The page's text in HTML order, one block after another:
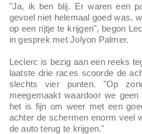
"Ja, ik ben blij. Er waren een
gevoel niet helemaal goed was,
op een rijtje te krijgen", begon
in gesprek met Jolyon Palmer.
Leclerc is bezig aan een reeks
laatste drie races scoorde de
slechts vier punten. "Op
meegemaakt waardoor we
het is fijn om weer met een
achter de schermen enorm veel
de auto terug te krijgen."